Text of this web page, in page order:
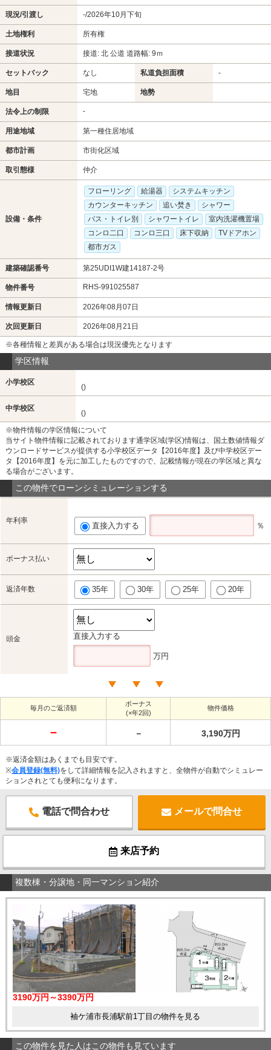
現況/引渡し -/2026年10月下旬
土地権利 所有権
接道状況 接道: 北 公道 道路幅: 9ｍ
セットバック なし 私道負担面積 -
地目 宅地 地勢
法令上の制限 -
用途地域 第一種住居地域
都市計画 市街化区域
取引態様 仲介
設備・条件
フローリング 給湯器
システムキッチン
カウンターキッチン
追い焚き
シャワー
バス・トイレ別
シャワートイレ
室内洗濯機置場
コンロ二口
コンロ三口 床下収納
TVドアホン
都市ガス
建築確認番号 第25UDI1W建14187-2号
物件番号 RHS-991025587
情報更新日 2026年08月07日
次回更新日 2026年08月21日
※各種情報と差異がある場合は現況優先となります
学区情報
小学校区
()
中学校区
()
※物件情報の学区情報について
当サイト物件情報に記載されております通学区域(学区)情報は、国土数値情報ダ
ウンロードサービスが提供する小学校区データ【2016年度】及び中学校区デー
タ【2016年度】を元に加工したものですので、記載情報が現在の学区域と異な
る場合がございます。
この物件でローンシミュレーションする
年利率
直接入力する ％
ボーナス払い
返済年数 35年 30年 25年 20年
頭金 直接入力する
万円
毎月のご返済額
ボーナス
(×年2回)
物件価格
－ － 3,190万円
※返済金額はあくまでも目安です。
※会員登録(無料)をして詳細情報を記入されますと、全物件が自動でシミュレー
ションされとても便利になります。
電話で問合わせ メールで問合せ
来店予約
複数棟・分譲地・同一マンション紹介
3190万円～3390万円
袖ケ浦市長浦駅前1丁目の物件を見る
この物件を見た人はこの物件も見ています